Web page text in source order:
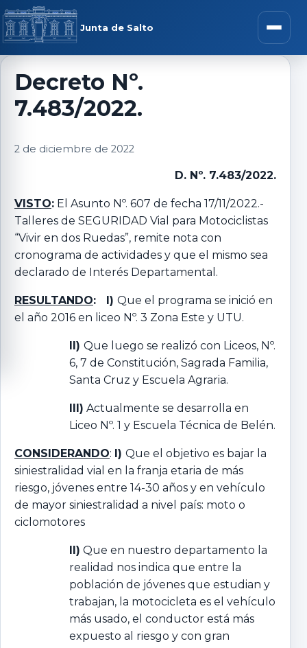
Saltar al contenido
Junta de Salto Abrir
menú
Decreto Nº.
7.483/2022.
2 de diciembre de 2022
D. Nº. 7.483/2022.
VISTO: El Asunto Nº. 607 de fecha 17/11/2022.-
Talleres de SEGURIDAD Vial para Motociclistas
“Vivir en dos Ruedas”, remite nota con
cronograma de actividades y que el mismo sea
declarado de Interés Departamental.
RESULTANDO: I) Que el programa se inició en
el año 2016 en liceo Nº. 3 Zona Este y UTU.
II) Que luego se realizó con Liceos, Nº.
6, 7 de Constitución, Sagrada Familia,
Santa Cruz y Escuela Agraria.
III) Actualmente se desarrolla en
Liceo Nº. 1 y Escuela Técnica de Belén.
CONSIDERANDO: I) Que el objetivo es bajar la
siniestralidad vial en la franja etaria de más
riesgo, jóvenes entre 14-30 años y en vehículo
de mayor siniestralidad a nivel país: moto o
ciclomotores
II) Que en nuestro departamento la
realidad nos indica que entre la
población de jóvenes que estudian y
trabajan, la motocicleta es el vehículo
más usado, el conductor está más
expuesto al riesgo y con gran